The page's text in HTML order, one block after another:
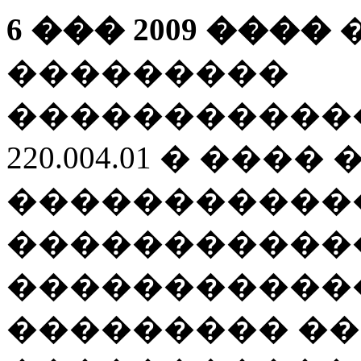
6 ��� 2009 ����
���������
220.004.01 � ����
��������� ��